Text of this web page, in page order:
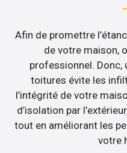
Afin de promettre
de votre maison,
professionnel. Donc,
toitures évite les
l’intégrité de votre
d’isolation par
tout en améliorant les
votre